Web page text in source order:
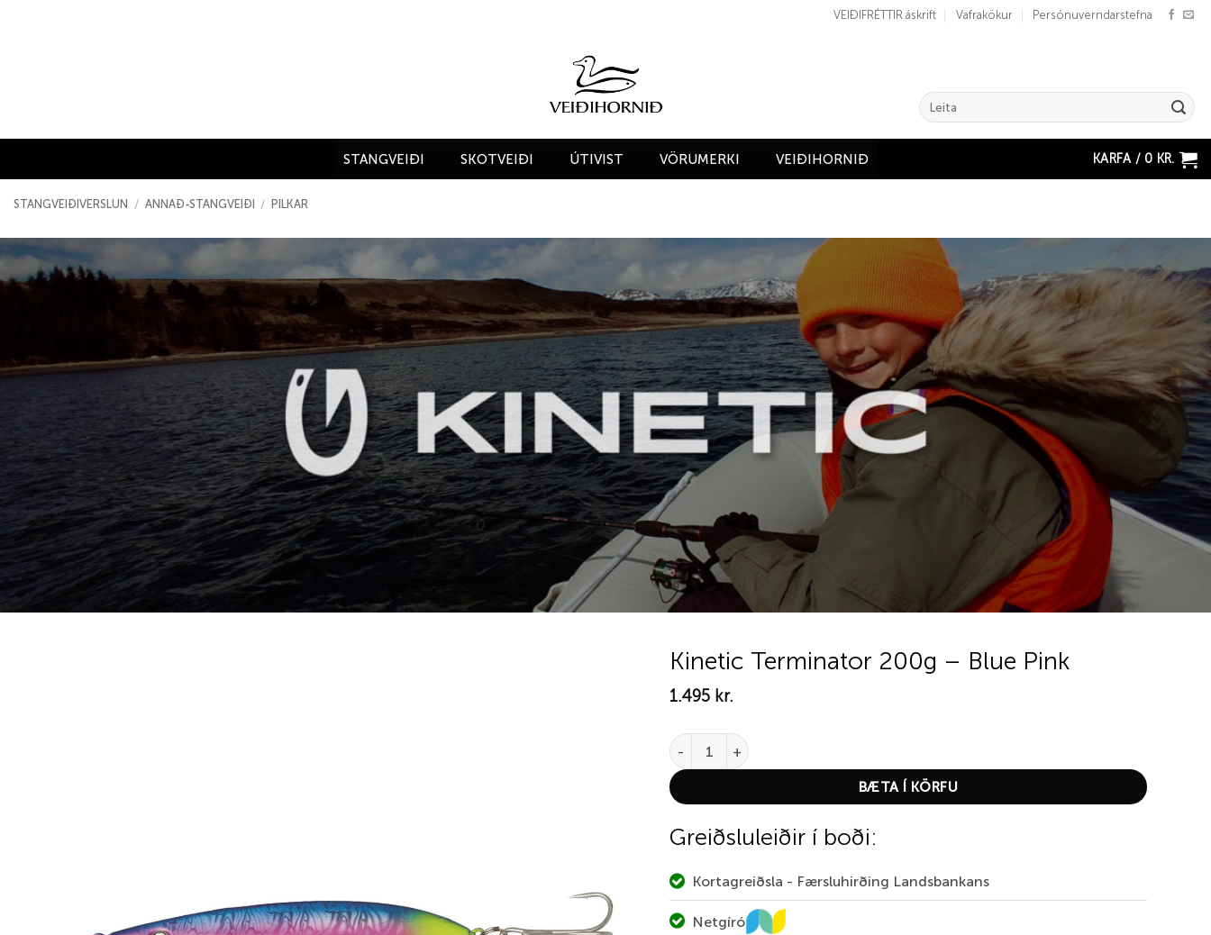
VEIÐIFRÉTTIR áskrift Vafrakökur Persónuverndarstefna
Search
for:
STANGVEIÐI SKOTVEIÐI ÚTIVIST VÖRUMERKI VEIÐIHORNIÐ KARFA / 0 KR.
STANGVEIÐIVERSLUN / ANNAÐ-STANGVEIÐI / PILKAR
Kinetic Terminator 200g – Blue Pink
1.495 kr.
Kinetic Terminator 200g – Blue Pink quantity
BÆTA Í KÖRFU
Greiðsluleiðir í boði:
Kortagreiðsla - Færsluhirðing Landsbankans
Netgíró